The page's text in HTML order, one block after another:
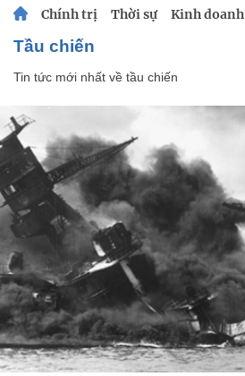
Chính trị Thời sự Kinh doanh
tầu chiến
Tin tức mới nhất về tầu chiến